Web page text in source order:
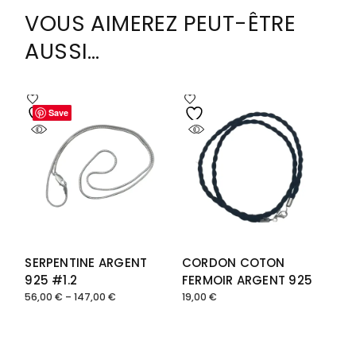
VOUS AIMEREZ PEUT-ÊTRE
AUSSI…
Save
SERPENTINE ARGENT
925 #1.2
56,00€ –147,00€
Plage
Save
CORDON COTON
FERMOIR ARGENT 925
19,00 €